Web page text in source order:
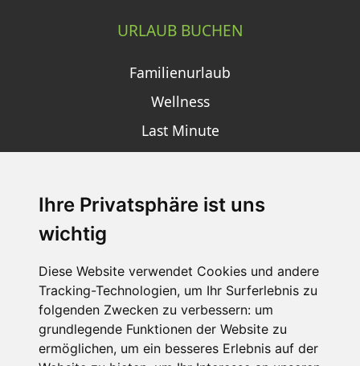
Ihre Privatsphäre ist uns
wichtig
Diese Website verwendet Cookies und andere
Tracking-Technologien, um Ihr Surferlebnis zu
folgenden Zwecken zu verbessern: um
grundlegende Funktionen der Website zu
ermöglichen, um ein besseres Erlebnis auf der
URLAUB BUCHEN
Familienurlaub
Wellness
Last Minute
SCHNEEHÖHEN SKI APP
Die Schneehoehen Ski APP für iOS und Android - Ein
Muss für alle Wintersportler und Schneefreaks!